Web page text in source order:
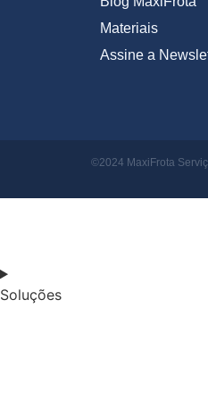
Materiais
Assine a
©2024 MaxiFrota
Soluções